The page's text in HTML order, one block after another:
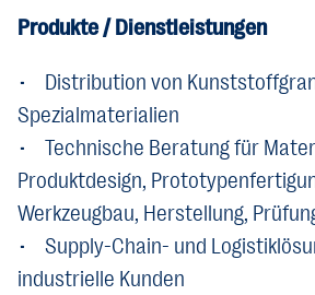
Produkte / Dienstleistungen
• Distribution von
Spezialmaterialien
• Technische Beratung für
Produktdesign,
Werkzeugbau, Herstellung,
• Supply-Chain- und
industrielle Kunden